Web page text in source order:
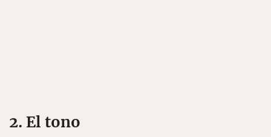
2. El tono